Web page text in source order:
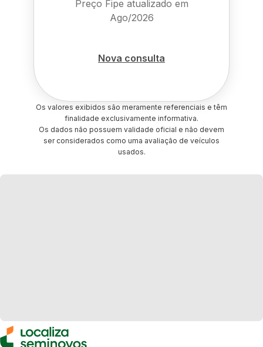
Preço Fipe atualizado em
Ago/2026
Nova consulta
Os valores exibidos são meramente referenciais e têm
finalidade exclusivamente informativa.
Os dados não possuem validade oficial e não devem
ser considerados como uma avaliação de veículos
usados.